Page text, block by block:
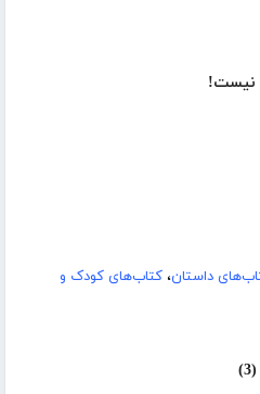
نیست!
داستان، کتاب‌های کودک و